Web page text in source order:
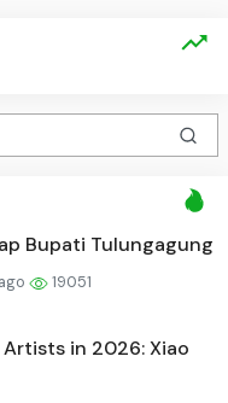
Bupati Tulungagung
19051
in 2026: Xiao